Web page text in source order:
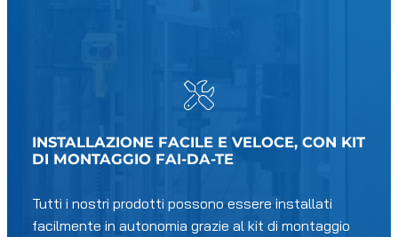
INSTALLAZIONE FACILE E VELOCE, CON KIT
DI MONTAGGIO FAI-DA-TE
Tutti i nostri prodotti possono essere installati
facilmente in autonomia grazie al kit di montaggio